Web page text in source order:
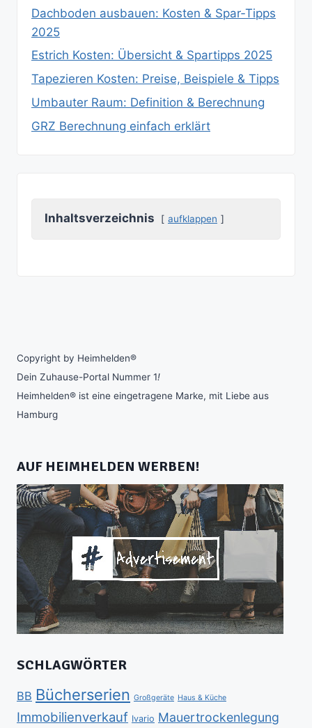
Dachboden ausbauen: Kosten & Spar‑Tipps
2025
Estrich Kosten: Übersicht & Spartipps 2025
Tapezieren Kosten: Preise, Beispiele & Tipps
Umbauter Raum: Definition & Berechnung
GRZ Berechnung einfach erklärt
Inhaltsverzeichnis aufklappen
Copyright by Heimhelden®
Dein Zuhause-Portal Nummer 1!
Heimhelden® ist eine eingetragene Marke, mit Liebe aus
Hamburg
AUF HEIMHELDEN WERBEN!
SCHLAGWÖRTER
BB Bücherserien Großgeräte Haus & Küche
Immobilienverkauf Ivario Mauertrockenlegung